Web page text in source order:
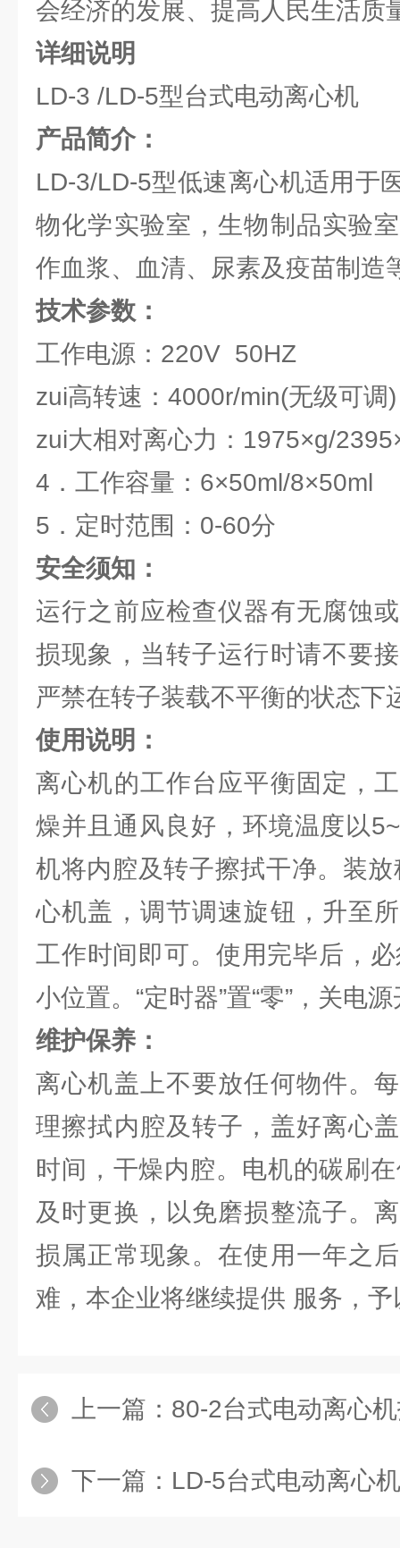
会经济的发展、提高人民生活质
详细说明
LD-3 /LD-5型台式电动离心机
产品简介：
LD-3/LD-5型低速离心机适用于
物化学实验室，生物制品实验
作血浆、血清、尿素及疫苗制造
技术参数：
工作电源：220V 50HZ
zui高转速：4000r/min(无级可调)
zui大相对离心力：1975×g/
4．工作容量：6×50ml/8×50ml
5．定时范围：0-60分
安全须知：
运行之前应检查仪器有无腐蚀
损现象，当转子运行时请不要
严禁在转子装载不平衡的状态下
使用说明：
离心机的工作台应平衡固定，
燥并且通风良好，环境温度以
机将内腔及转子擦拭干净。装
心机盖，调节调速旋钮，升至
工作时间即可。使用完毕后，
小位置。“定时器”置“零”，关电
维护保养：
离心机盖上不要放任何物件。
理擦拭内腔及转子，盖好离心
时间，干燥内腔。电机的碳刷
及时更换，以免磨损整流子。
损属正常现象。在使用一年之
难，本企业将继续提供 服务，
上一篇： 80-2台式电动离心机报价,
下一篇： LD-5台式电动离心机